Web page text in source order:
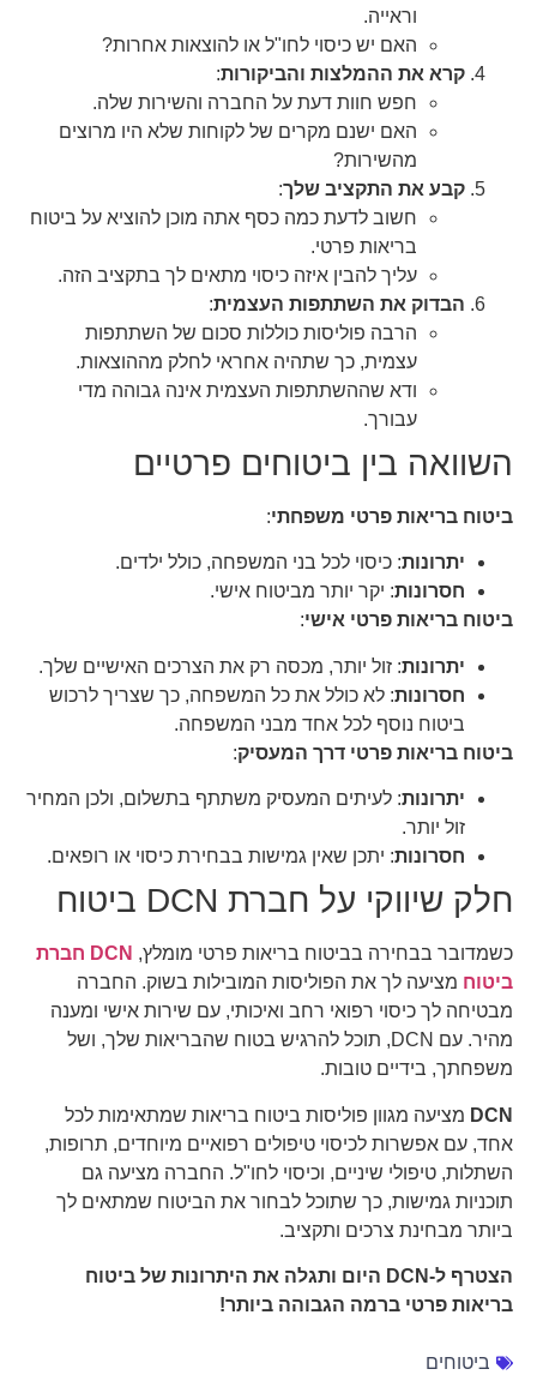
וראייה.
האם יש כיסוי לחו"ל או להוצאות אחרות?
קרא את ההמלצות והביקורות:
חפש חוות דעת על החברה והשירות שלה.
האם ישנם מקרים של לקוחות שלא היו מרוצים
מהשירות?
קבע את התקציב שלך:
חשוב לדעת כמה כסף אתה מוכן להוציא על ביטוח
בריאות פרטי.
עליך להבין איזה כיסוי מתאים לך בתקציב הזה.
הבדוק את השתתפות העצמית:
הרבה פוליסות כוללות סכום של השתתפות
עצמית, כך שתהיה אחראי לחלק מההוצאות.
ודא שההשתתפות העצמית אינה גבוהה מדי
עבורך.
השוואה בין ביטוחים פרטיים
ביטוח בריאות פרטי משפחתי:
יתרונות: כיסוי לכל בני המשפחה, כולל ילדים.
חסרונות: יקר יותר מביטוח אישי.
ביטוח בריאות פרטי אישי:
יתרונות: זול יותר, מכסה רק את הצרכים האישיים שלך.
חסרונות: לא כולל את כל המשפחה, כך שצריך לרכוש
ביטוח נוסף לכל אחד מבני המשפחה.
ביטוח בריאות פרטי דרך המעסיק:
יתרונות: לעיתים המעסיק משתתף בתשלום, ולכן המחיר
זול יותר.
חסרונות: יתכן שאין גמישות בבחירת כיסוי או רופאים.
חלק שיווקי על חברת DCN ביטוח
כשמדובר בבחירה בביטוח בריאות פרטי מומלץ,
DCN חברת
ביטוחמציעה לך את הפוליסות המובילות בשוק. החברה
מבטיחה לך כיסוי רפואי רחב ואיכותי, עם שירות אישי ומענה
מהיר. עם DCN, תוכל להרגיש בטוח שהבריאות שלך, ושל
משפחתך, בידיים טובות.
DCN מציעה מגוון פוליסות ביטוח בריאות שמתאימות לכל
אחד, עם אפשרות לכיסוי טיפולים רפואיים מיוחדים, תרופות,
השתלות, טיפולי שיניים, וכיסוי לחו"ל. החברה מציעה גם
תוכניות גמישות, כך שתוכל לבחור את הביטוח שמתאים לך
ביותר מבחינת צרכים ותקציב.
הצטרף ל-DCN היום ותגלה את היתרונות של ביטוח
בריאות פרטי ברמה הגבוהה ביותר!
ביטוחים